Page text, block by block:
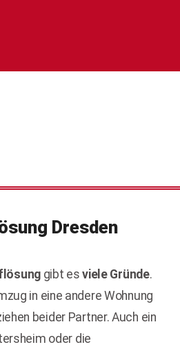
Dresden
gibt esviele Gründe.
in eine andere Wohnung
beider Partner. Auch ein
oder die